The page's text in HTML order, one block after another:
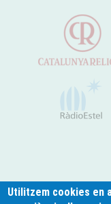
Utilitzem cookies en